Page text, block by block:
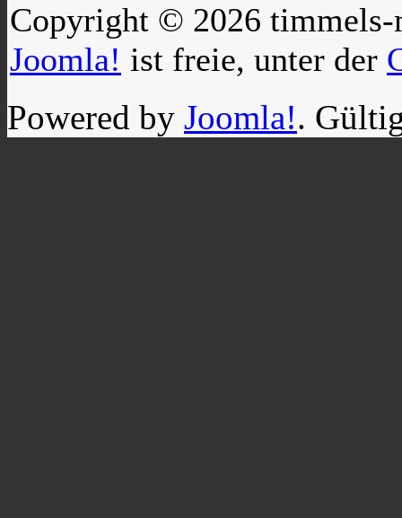
Copyright © 2026 timmels-
Joomla! ist freie, unter der
Powered by Joomla!.